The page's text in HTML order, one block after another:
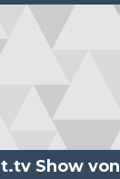
Show von